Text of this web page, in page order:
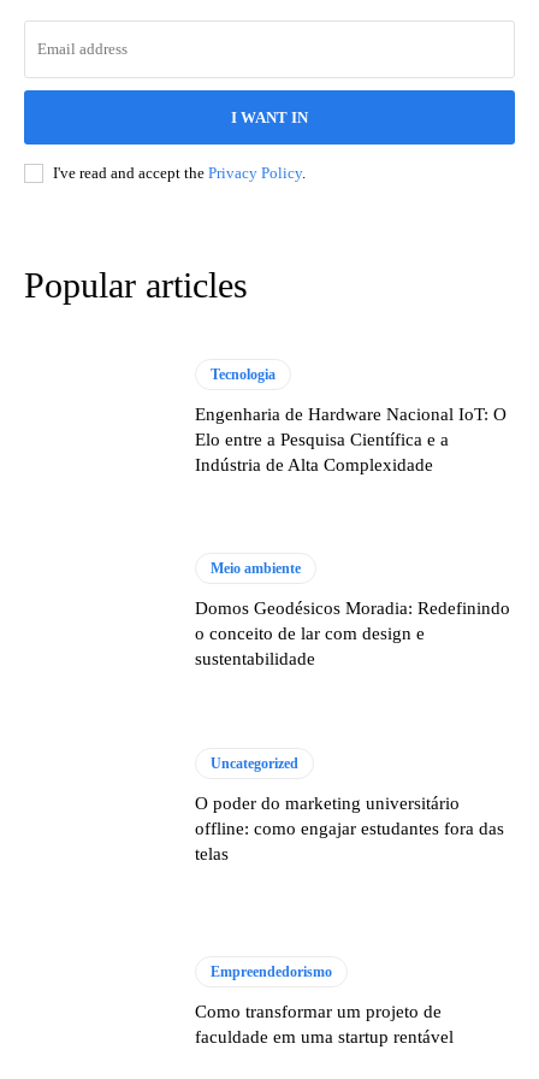
I WANT IN
I've read and accept the Privacy Policy.
Popular articles
Tecnologia
Engenharia de Hardware Nacional IoT: O
Elo entre a Pesquisa Científica e a
Indústria de Alta Complexidade
Meio ambiente
Domos Geodésicos Moradia: Redefinindo
o conceito de lar com design e
sustentabilidade
Uncategorized
O poder do marketing universitário
offline: como engajar estudantes fora das
telas
Empreendedorismo
Como transformar um projeto de
faculdade em uma startup rentável